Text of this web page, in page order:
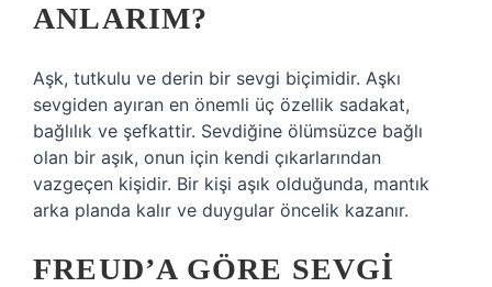
ANLARIM?
Aşk, tutkulu ve derin bir sevgi biçimidir. Aşkı
sevgiden ayıran en önemli üç özellik sadakat,
bağlılık ve şefkattir. Sevdiğine ölümsüzce bağlı
olan bir aşık, onun için kendi çıkarlarından
vazgeçen kişidir. Bir kişi aşık olduğunda, mantık
arka planda kalır ve duygular öncelik kazanır.
FREUD’A GÖRE SEVGI